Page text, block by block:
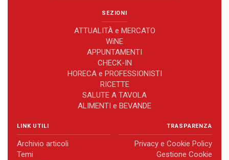
SEZIONI
ATTUALITÀ e MERCATO
WiNE
APPUNTAMENTI
CHECK-IN
HORECA e PROFESSIONISTI
RICETTE
SALUTE A TAVOLA
ALIMENTI e BEVANDE
LINK UTILI
Archivio articoli
Temi
TRASPARENZA
Privacy e Cookie Policy
Gestione Cookie